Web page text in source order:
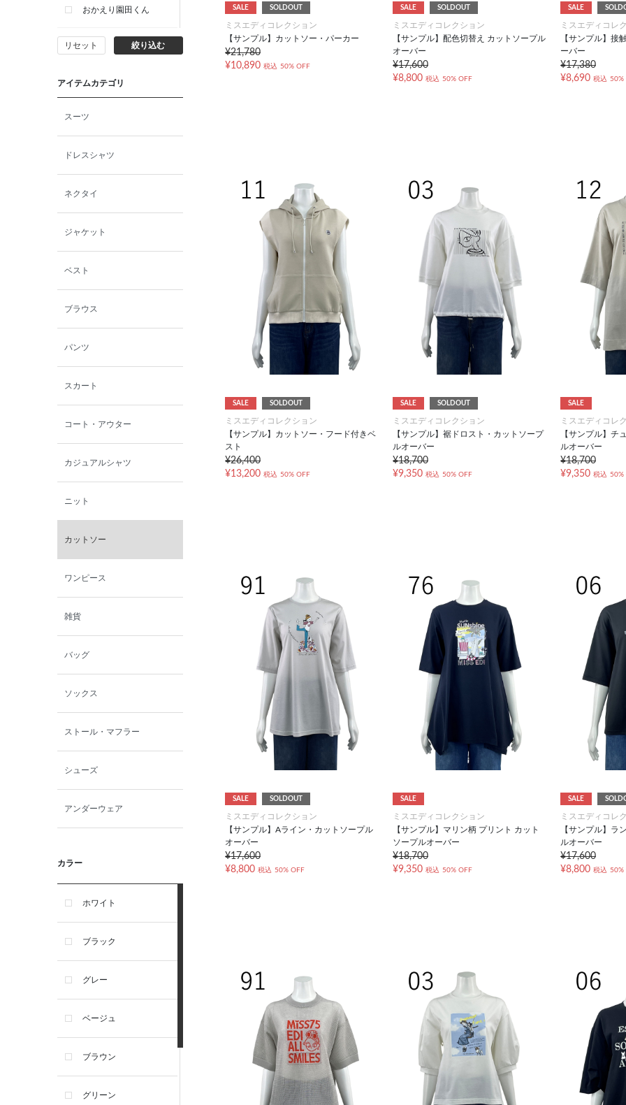
おかえり園田くん
ビー・エー・ジー
イヴィスト
ン
西脇シリーズ
小泉革店
シャミー
パーソンズジーンズ
ファインデーション
ローズペッシュ / パル
モンド
リセット 絞り込む
アイテムカテゴリ
スーツ
ドレスシャツ
ネクタイ
ジャケット
ベスト
ブラウス
パンツ
スカート
コート・アウター
カジュアルシャツ
ニット
カットソー
ワンピース
雑貨
バッグ
ソックス
ストール・マフラー
シューズ
アンダーウェア
カラー
ホワイト
ブラック
グレー
ベージュ
ブラウン
グリーン
SALE SOLDOUT
ミスエディコレクション
【サンプル】カットソー・パーカー
¥21,780
¥10,890 税込 50% OFF
SALE SOLDOUT
ミスエディコレクション
【サンプル】配色切替え カットソープル
オーバー
¥17,600
¥8,800 税込 50% OFF
SALE
ミスエディコレ
【サンプル】接
ーバー
¥17,380
¥8,690 税込 50%
SALE SOLDOUT
ミスエディコレクション
【サンプル】カットソー・フード付きベ
スト
¥26,400
¥13,200 税込 50% OFF
SALE SOLDOUT
ミスエディコレクション
【サンプル】裾ドロスト・カットソープ
ルオーバー
¥18,700
¥9,350 税込 50% OFF
SALE
ミスエディコレ
【サンプル】チ
ルオーバー
¥18,700
¥9,350 税込 50%
SALE SOLDOUT
ミスエディコレクション
【サンプル】Aライン・カットソープル
オーバー
¥17,600
¥8,800 税込 50% OFF
SALE
ミスエディコレクション
【サンプル】マリン柄 プリント カット
ソープルオーバー
¥18,700
¥9,350 税込 50% OFF
SALE
ミスエディコレ
【サンプル】ラ
ルオーバー
¥17,600
¥8,800 税込 50%